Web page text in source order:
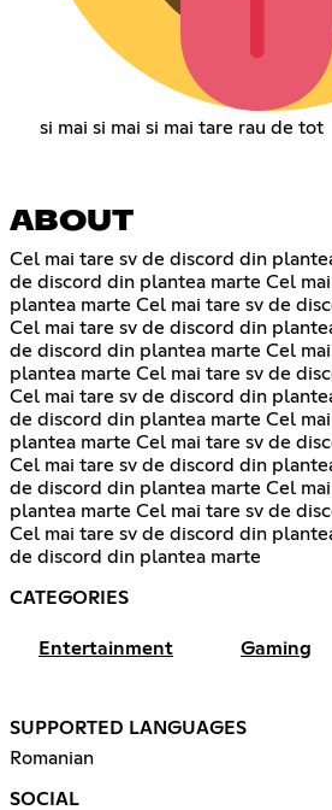
si mai si mai si mai tare rau de tot
ABOUT
Cel mai tare sv de discord din
de discord din plantea marte Cel
plantea marte Cel mai tare sv de
Cel mai tare sv de discord din
de discord din plantea marte Cel
plantea marte Cel mai tare sv de
Cel mai tare sv de discord din
de discord din plantea marte Cel
plantea marte Cel mai tare sv de
Cel mai tare sv de discord din
de discord din plantea marte Cel
plantea marte Cel mai tare sv de
Cel mai tare sv de discord din
de discord din plantea marte
CATEGORIES
Entertainment Gaming
SUPPORTED LANGUAGES
Romanian
SOCIAL